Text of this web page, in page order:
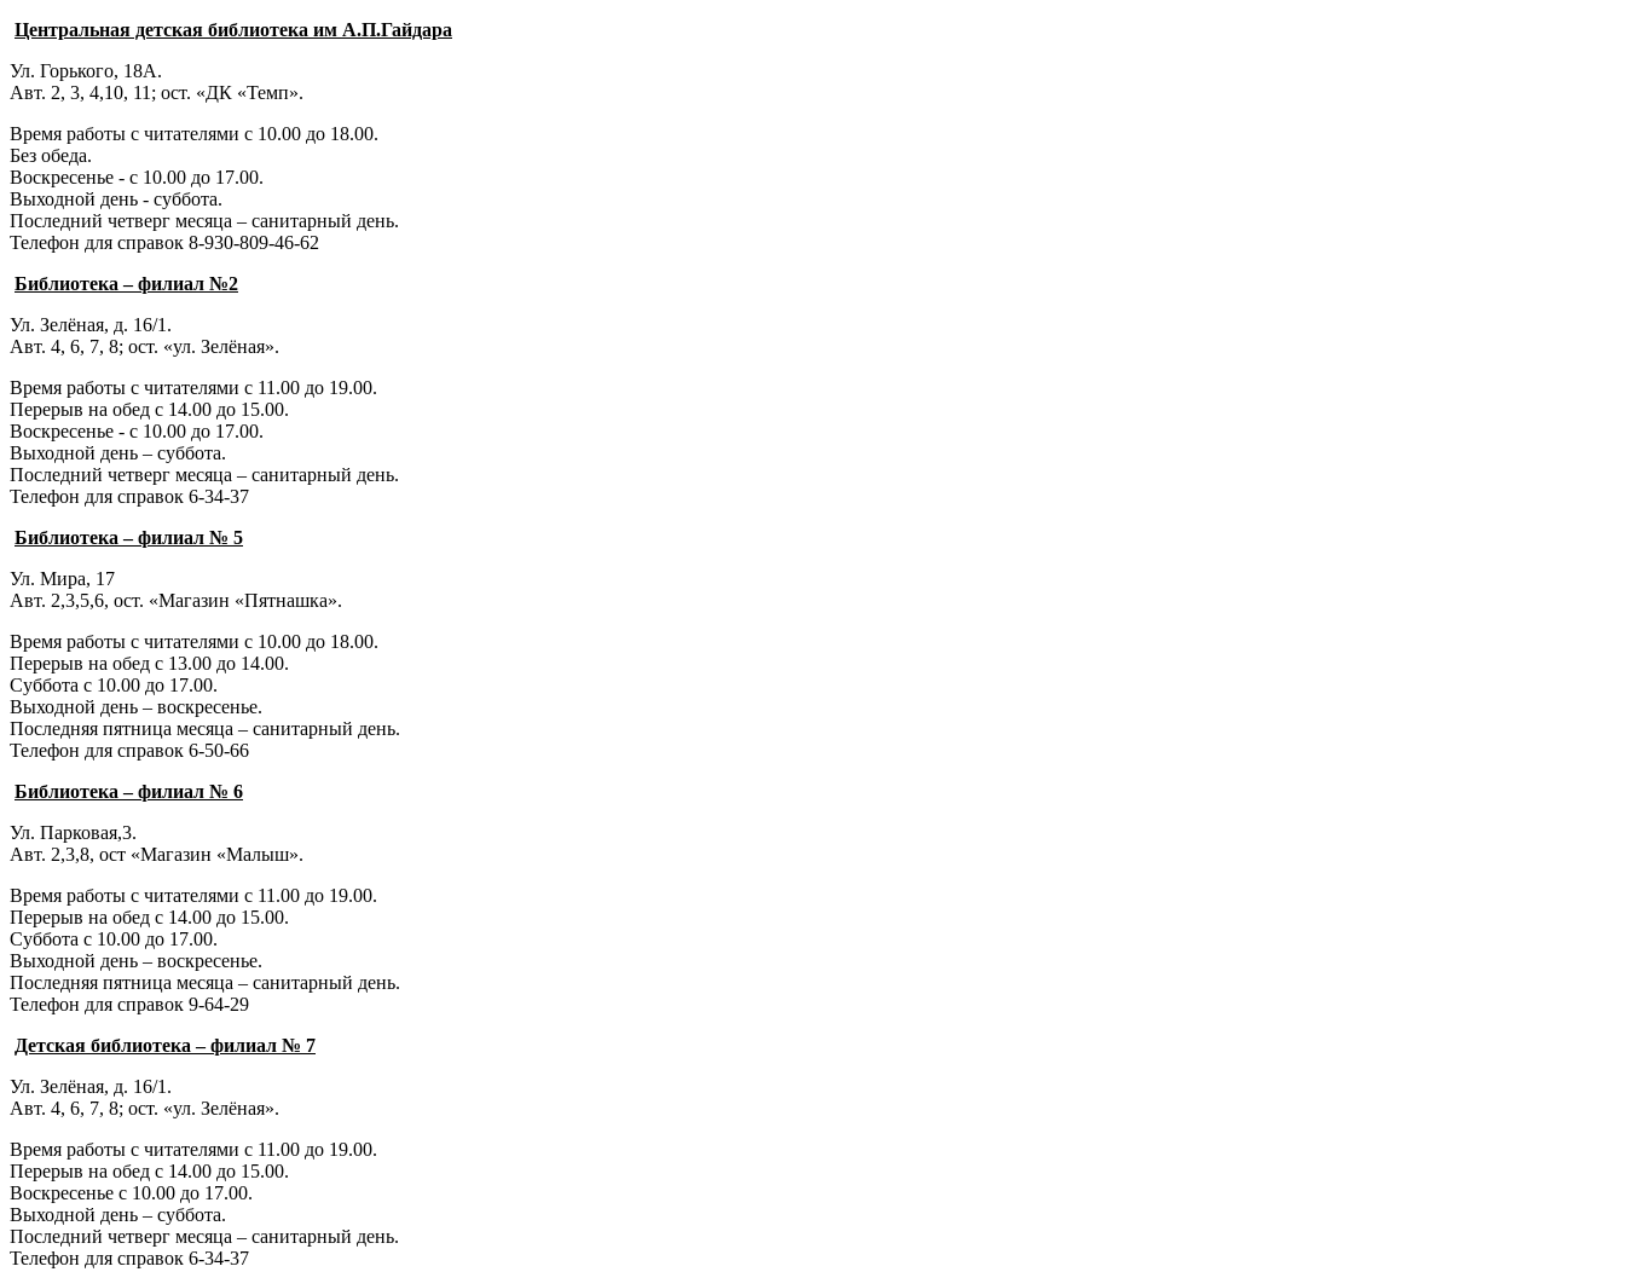
Центральная детская библиотека им А.П.Гайдара
Ул. Горького, 18А.
Авт. 2, 3, 4,10, 11; ост. «ДК «Темп».
Время работы с читателями с 10.00 до 18.00.
Без обеда.
Воскресенье - с 10.00 до 17.00.
Выходной день - суббота.
Последний четверг месяца – санитарный день.
Телефон для справок 8-930-809-46-62
Библиотека – филиал №2
Ул. Зелёная, д. 16/1.
Авт. 4, 6, 7, 8; ост. «ул. Зелёная».
Время работы с читателями с 11.00 до 19.00.
Перерыв на обед с 14.00 до 15.00.
Воскресенье - с 10.00 до 17.00.
Выходной день – суббота.
Последний четверг месяца – санитарный день.
Телефон для справок 6-34-37
Библиотека – филиал № 5
Ул. Мира, 17
Авт. 2,3,5,6, ост. «Магазин «Пятнашка».
Время работы с читателями с 10.00 до 18.00.
Перерыв на обед с 13.00 до 14.00.
Суббота с 10.00 до 17.00.
Выходной день – воскресенье.
Последняя пятница месяца – санитарный день.
Телефон для справок 6-50-66
Библиотека – филиал № 6
Ул. Парковая,3.
Авт. 2,3,8, ост «Магазин «Малыш».
Время работы с читателями с 11.00 до 19.00.
Перерыв на обед с 14.00 до 15.00.
Суббота с 10.00 до 17.00.
Выходной день – воскресенье.
Последняя пятница месяца – санитарный день.
Телефон для справок 9-64-29
Детская библиотека – филиал № 7
Ул. Зелёная, д. 16/1.
Авт. 4, 6, 7, 8; ост. «ул. Зелёная».
Время работы с читателями с 11.00 до 19.00.
Перерыв на обед с 14.00 до 15.00.
Воскресенье с 10.00 до 17.00.
Выходной день – суббота.
Последний четверг месяца – санитарный день.
Телефон для справок 6-34-37